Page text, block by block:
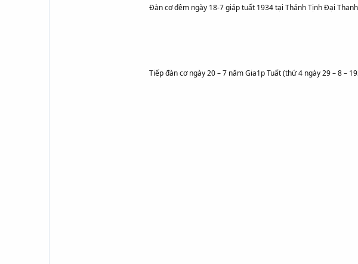
Đàn cơ đêm ngày 18-7 giáp tuất 1934 tại Thánh Tịnh Đại
Tiếp đàn cơ ngày 20 – 7 năm Gia1p Tuất (thứ 4 ngày 29 – 8 –